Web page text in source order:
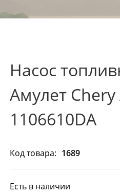
Насос
Амулет
1106610DA
Код товара: 1689
Есть в наличии